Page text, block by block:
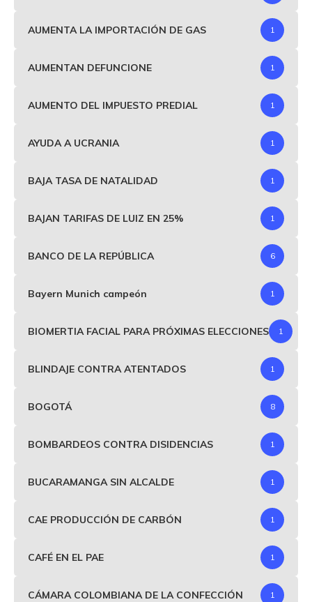
AUMENTA LA IMPORTACIÓN DE GAS 1
AUMENTAN DEFUNCIONE 1
AUMENTO DEL IMPUESTO PREDIAL 1
AYUDA A UCRANIA 1
BAJA TASA DE NATALIDAD 1
BAJAN TARIFAS DE LUIZ EN 25% 1
BANCO DE LA REPÚBLICA 6
Bayern Munich campeón 1
BIOMERTIA FACIAL PARA PRÓXIMAS ELECCIONES 1
BLINDAJE CONTRA ATENTADOS 1
BOGOTÁ 8
BOMBARDEOS CONTRA DISIDENCIAS 1
BUCARAMANGA SIN ALCALDE 1
CAE PRODUCCIÓN DE CARBÓN 1
CAFÉ EN EL PAE 1
CÁMARA COLOMBIANA DE LA CONFECCIÓN 1